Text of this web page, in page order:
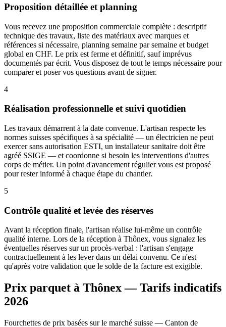
Proposition détaillée et planning
Vous recevez une proposition commerciale complète : descriptif
technique des travaux, liste des matériaux avec marques et
références si nécessaire, planning semaine par semaine et budget
global en CHF. Le prix est ferme et définitif, sauf imprévus
documentés par écrit. Vous disposez de tout le temps nécessaire pour
comparer et poser vos questions avant de signer.
4
Réalisation professionnelle et suivi quotidien
Les travaux démarrent à la date convenue. L'artisan respecte les
normes suisses spécifiques à sa spécialité — un électricien ne peut
exercer sans autorisation ESTI, un installateur sanitaire doit être
agréé SSIGE — et coordonne si besoin les interventions d'autres
corps de métier. Un point d'avancement régulier vous est proposé
pour rester informé à chaque étape du chantier.
5
Contrôle qualité et levée des réserves
Avant la réception finale, l'artisan réalise lui-même un contrôle
qualité interne. Lors de la réception à Thônex, vous signalez les
éventuelles réserves sur un procès-verbal : l'artisan s'engage
contractuellement à les lever dans un délai convenu. Ce n'est
qu'après votre validation que le solde de la facture est exigible.
Prix parquet à Thônex — Tarifs indicatifs
2026
Fourchettes de prix basées sur le marché suisse — Canton de